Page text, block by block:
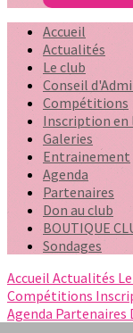
Accueil
Actualités
Le club
Conseil
Compétitions
Inscription en
Galeries
Entrainement
Agenda
Partenaires
Don au club
BOUTIQUE
Sondages
Accueil Actualités
Compétitions
Agenda Partenaires